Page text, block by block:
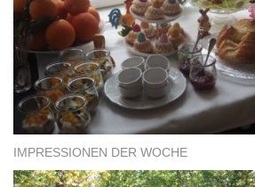
IMPRESSIONEN DER WOCHE